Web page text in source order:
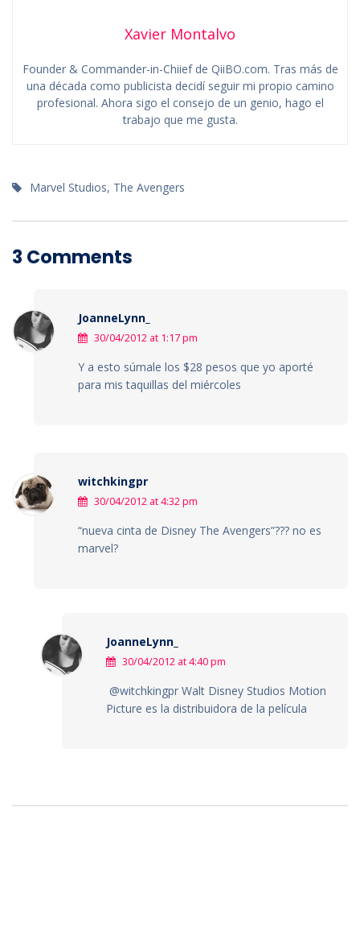
Xavier Montalvo
Founder & Commander-in-Chiief de QiiBO.com. Tras más de
una década como publicista decidí seguir mi propio camino
profesional. Ahora sigo el consejo de un genio, hago el
trabajo que me gusta.
Marvel Studios, The Avengers
3 Comments
JoanneLynn_
30/04/2012 at 1:17 pm
Y a esto súmale los $28 pesos que yo aporté
para mis taquillas del miércoles
witchkingpr
30/04/2012 at 4:32 pm
“nueva cinta de Disney The Avengers”??? no es
marvel?
JoanneLynn_
30/04/2012 at 4:40 pm
@witchkingpr Walt Disney Studios Motion
Picture es la distribuidora de la película